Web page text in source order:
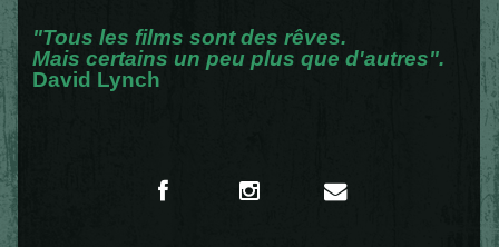
"Tous les films sont des rêves.
Mais certains un peu plus que d'autres".
David Lynch